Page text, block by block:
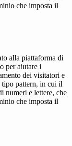
che imposta il
alla piattaforma di
per aiutare i
dei visitatori e
tipo pattern, in cui il
numeri e lettere, che
che imposta il